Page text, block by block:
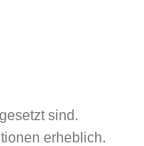
sind.
erheblich.